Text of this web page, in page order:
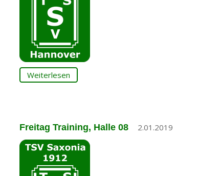
Weiterlesen
Freitag Training, Halle 08 2.01.2019